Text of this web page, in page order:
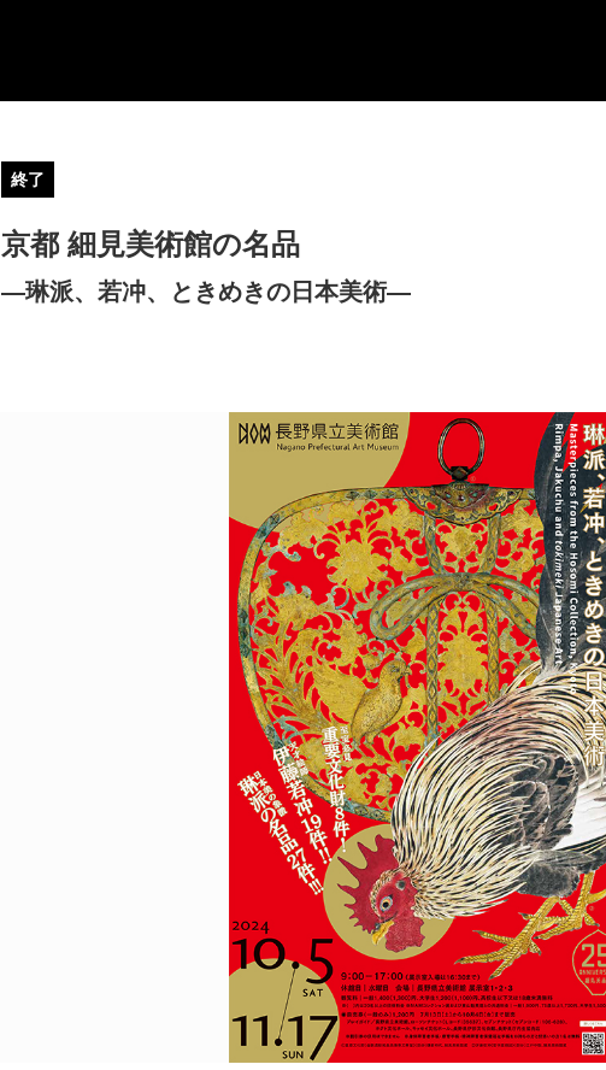
MUSEUM
CONTACT お問合せ
POLICY COMPANY
終了
京都 細見美術館の名品
―琳派、若冲、ときめきの日本美術―